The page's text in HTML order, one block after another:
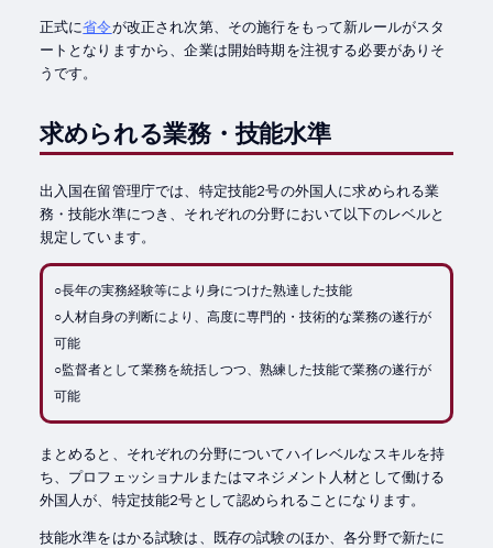
正式に省令が改正され次第、その施行をもって新ルールがスタ
ートとなりますから、企業は開始時期を注視する必要がありそ
うです。
求められる業務・技能水準
出入国在留管理庁では、特定技能2号の外国人に求められる業
務・技能水準につき、それぞれの分野において以下のレベルと
規定しています。
○長年の実務経験等により身につけた熟達した技能
○人材自身の判断により、高度に専門的・技術的な業務の遂行が
可能
○監督者として業務を統括しつつ、熟練した技能で業務の遂行が
可能
まとめると、それぞれの分野についてハイレベルなスキルを持
ち、プロフェッショナルまたはマネジメント人材として働ける
外国人が、特定技能2号として認められることになります。
技能水準をはかる試験は、既存の試験のほか、各分野で新たに